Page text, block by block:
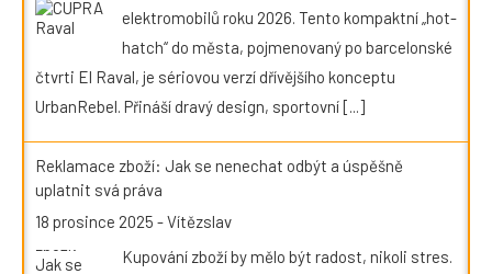
elektromobilů roku 2026. Tento kompaktní „hot-
hatch“ do města, pojmenovaný po barcelonské
čtvrti El Raval, je sériovou verzí dřívějšího konceptu
UrbanRebel. Přináší dravý design, sportovní [...]
Reklamace zboží: Jak se nenechat odbýt a úspěšně
uplatnit svá práva
18 prosince 2025 -Vítězslav
Kupování zboží by mělo být radost, nikoli stres.